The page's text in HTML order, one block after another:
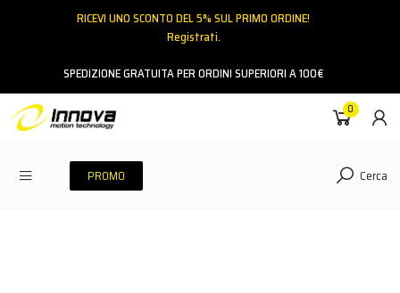
RICEVI UNO SCONTO DEL 5% SUL PRIMO ORDINE!
Registrati.
SPEDIZIONE GRATUITA PER ORDINI SUPERIORI A 100€
0
PROMO Cerca